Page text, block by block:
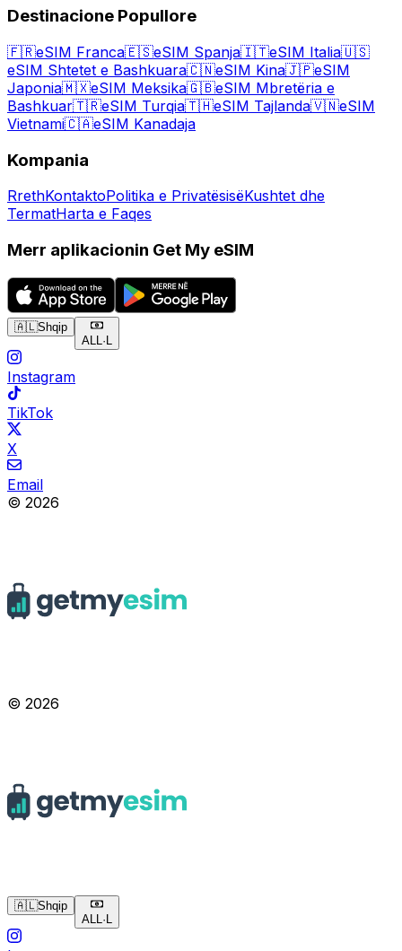
Destinacione Popullore
🇫🇷eSIM Franca🇪🇸eSIM Spanja🇮🇹eSIM Italia🇺🇸
eSIM Shtetet e Bashkuara🇨🇳eSIM Kina🇯🇵eSIM
Japonia🇲🇽eSIM Meksika🇬🇧eSIM Mbretëria e
Bashkuar🇹🇷eSIM Turqia🇹🇭eSIM Tajlanda🇻🇳eSIM
Vietnami🇨🇦eSIM Kanadaja
Kompania
RrethKontaktoPolitika e PrivatësisëKushtet dhe
TermatHarta e Faqes
Merr aplikacionin Get My eSIM
🇦🇱Shqip
ALL· L
Instagram
TikTok
X
Email
© 2026
© 2026
🇦🇱Shqip
ALL· L